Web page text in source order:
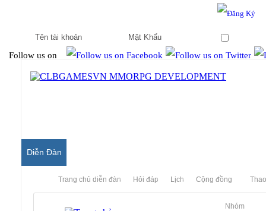
Follow us on
Diễn Đàn
Trang chủ diễn đàn Hỏi đáp Lịch Cộng đồng
Nhóm